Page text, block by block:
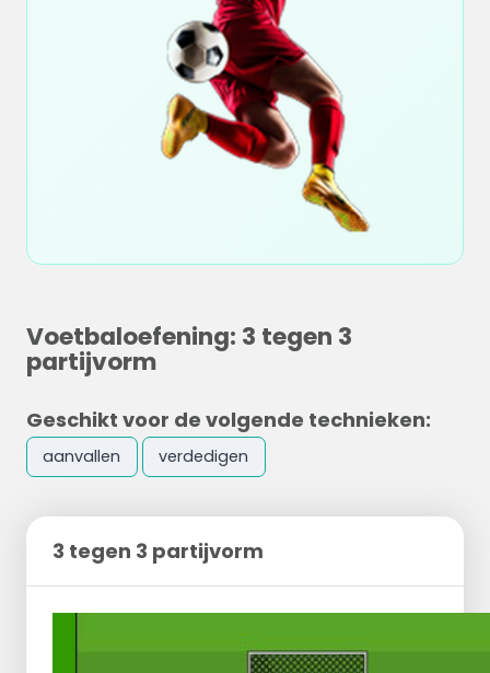
Voetbaloefening: 3 tegen 3
partijvorm
Geschikt voor de volgende technieken:
aanvallen verdedigen
3 tegen 3 partijvorm